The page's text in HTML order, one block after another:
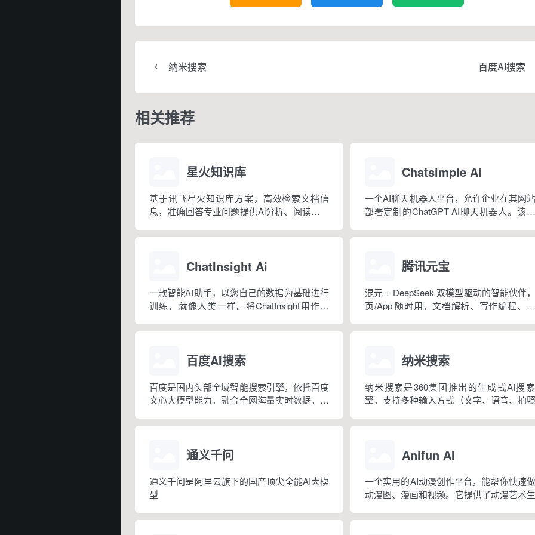
纳米搜索 百度AI搜索
相关推荐
星火知识库
基于讯飞星火知识库方案，高效检索文档信
息，准确回答专业问题提供Al分析、阅读、问
Chatsimple Ai
一个AI聊天机器人平台，允许企业在其网
部署定制的ChatGPT AI聊天机器人。该平
客互动，提升客户体验。
ChatInsight Ai
一款智能AI助手，以您自己的数据为基础进行
训练，就像人类一样。将ChatInsight用作员
腾讯元宝
混元 + DeepSeek 双模型驱动的智能伙伴
页/App 随时用，文档解析、写作编程、学
百度AI搜索
百度是国内头部全域智能搜索引擎，依托百度
文心大模型能力，融合全网海量实时数据，兼
用，可智能整合信息、直接输出结构化答案，
求，是国民级综合搜索工具。 核心特点 ...
纳米搜索
纳米搜索是360集团推出的生成式AI搜
擎，支持多种输入方式（文字、语音、拍
定义搜索引擎体验
通义千问
通义千问是阿里云旗下的国产顶尖全能AI大模
型
Anifun AI
一个实用的AI动漫创作平台，能帮你快速
动漫图、漫画和视频。它提供了动漫艺术